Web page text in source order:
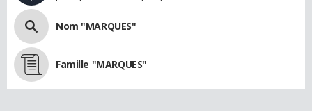
Nom "MARQUES"
Famille "MARQUES"